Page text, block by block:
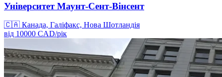
Університет Маунт-Сент-Вінсент
🇨🇦 Канада, Галіфакс, Нова Шотландія
від 10000 CAD/рік